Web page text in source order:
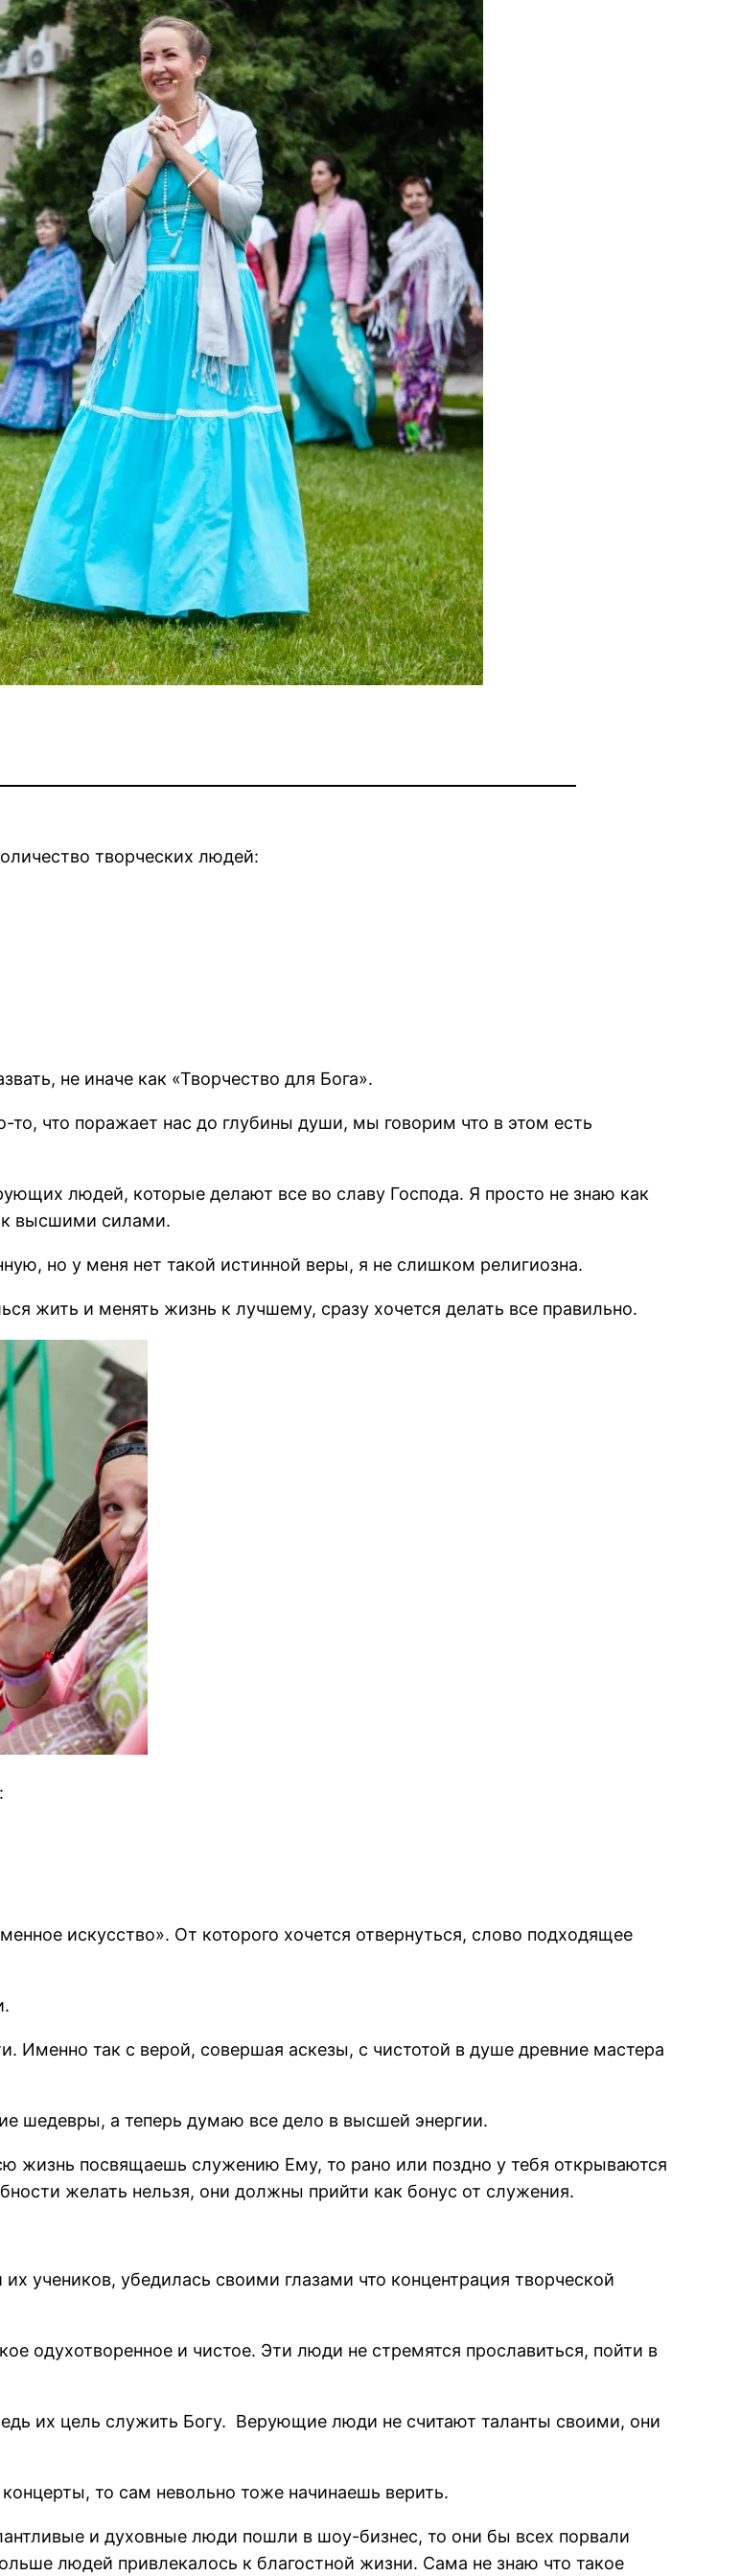
творческих людей:
не иначе как «Творчество для Бога».
что поражает нас до глубины души, мы говорим что в этом есть
людей, которые делают все во славу Господа. Я просто не знаю как
высшими силами.
но у меня нет такой истинной веры, я не слишком религиозна.
жить и менять жизнь к лучшему, сразу хочется делать все правильно.
искусство». От которого хочется отвернуться, слово подходящее
Именно так с верой, совершая аскезы, с чистотой в душе древние мастера
шедевры, а теперь думаю все дело в высшей энергии.
жизнь посвящаешь служению Ему, то рано или поздно у тебя открываются
желать нельзя, они должны прийти как бонус от служения.
учеников, убедилась своими глазами что концентрация творческой
одухотворенное и чистое. Эти люди не стремятся прославиться, пойти в
их цель служить Богу. Верующие люди не считают таланты своими, они
то сам невольно тоже начинаешь верить.
и духовные люди пошли в шоу-бизнес, то они бы всех порвали
людей привлекалось к благостной жизни. Сама не знаю что такое